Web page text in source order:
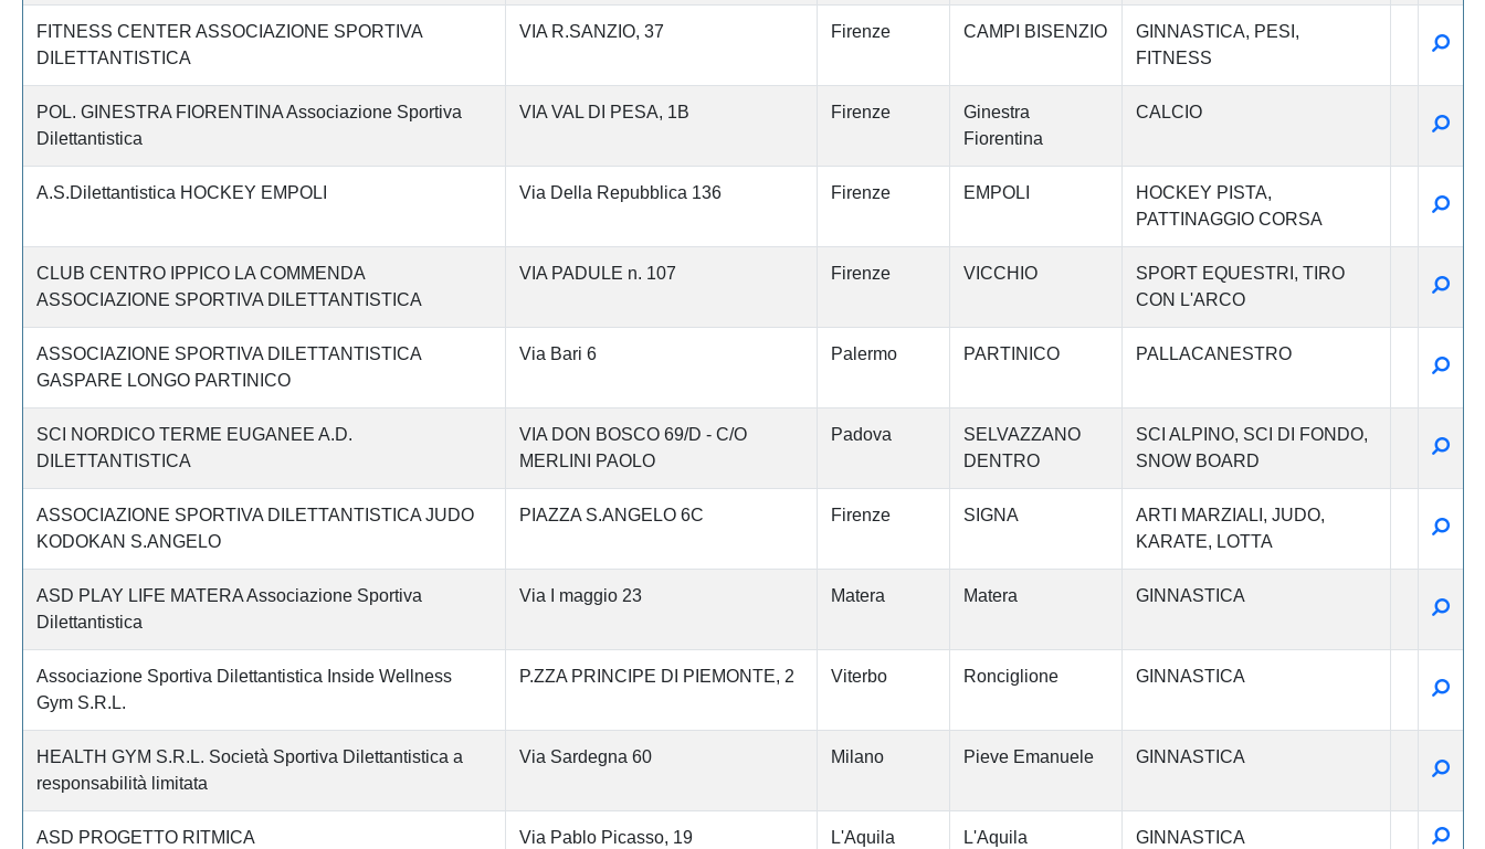
FITNESS CENTER ASSOCIAZIONE SPORTIVA
DILETTANTISTICA
VIA R.SANZIO, 37 Firenze CAMPI BISENZIO GINNASTICA
PESI
FITNESS
POL. GINESTRA FIORENTINA Associazione Sportiva
Dilettantistica
VIA VAL DI PESA, 1B Firenze
Ginestra
Fiorentina
CALCIO
A.S.Dilettantistica HOCKEY EMPOLI Via Della Repubblica 136 Firenze EMPOLI
HOCKEY PISTA
PATTINAGGIO CORSA
CLUB CENTRO IPPICO LA COMMENDA
ASSOCIAZIONE SPORTIVA DILETTANTISTICA
VIA PADULE n. 107 Firenze VICCHIO SPORT EQUESTRI
TIRO
CON L'ARCO
ASSOCIAZIONE SPORTIVA DILETTANTISTICA
GASPARE LONGO PARTINICO
Via Bari 6 Palermo PARTINICO PALLACANESTRO
SCI NORDICO TERME EUGANEE A.D.
DILETTANTISTICA
VIA DON BOSCO 69/D - C/O
MERLINI PAOLO
Padova
SELVAZZANO
DENTRO
SCI ALPINO SCI DI FONDO
SNOW BOARD
ASSOCIAZIONE SPORTIVA DILETTANTISTICA JUDO
KODOKAN S.ANGELO
PIAZZA S.ANGELO 6C Firenze SIGNA ARTI MARZIALI
JUDO
KARATE
LOTTA
ASD PLAY LIFE MATERA Associazione Sportiva
Dilettantistica
Via I maggio 23 Matera Matera GINNASTICA
Associazione Sportiva Dilettantistica Inside Wellness
Gym S.R.L.
P.ZZA PRINCIPE DI PIEMONTE, 2 Viterbo Ronciglione GINNASTICA
HEALTH GYM S.R.L. Società Sportiva Dilettantistica a
responsabilità limitata
Via Sardegna 60 Milano Pieve Emanuele GINNASTICA
ASD PROGETTO RITMICA Via Pablo Picasso, 19 L'Aquila L'Aquila GINNASTICA